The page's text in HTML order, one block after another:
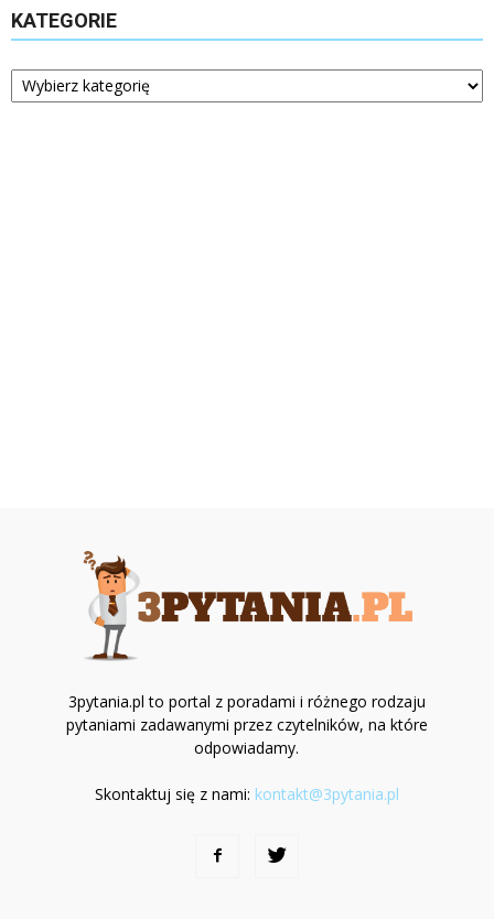
KATEGORIE
Kategorie
3pytania.pl to portal z poradami i różnego rodzaju
pytaniami zadawanymi przez czytelników, na które
odpowiadamy.
Skontaktuj się z nami: kontakt@3pytania.pl